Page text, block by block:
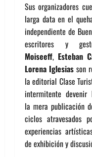
Sus organizadores
larga data en el
independiente de
escritores y
Moiseeff, Esteban
Lorena Iglesias son
la editorial Clase
intermitente devenir
la mera publicación
ciclos atravesados
experiencias
de exhibición y